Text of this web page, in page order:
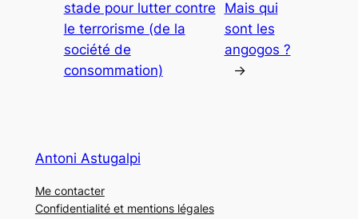
stade pour lutter contre
le terrorisme (de la
société de
consommation)
Mais qui
sont les
angogos ?
→
Antoni Astugalpi
Me contacter
Confidentialité et mentions légales